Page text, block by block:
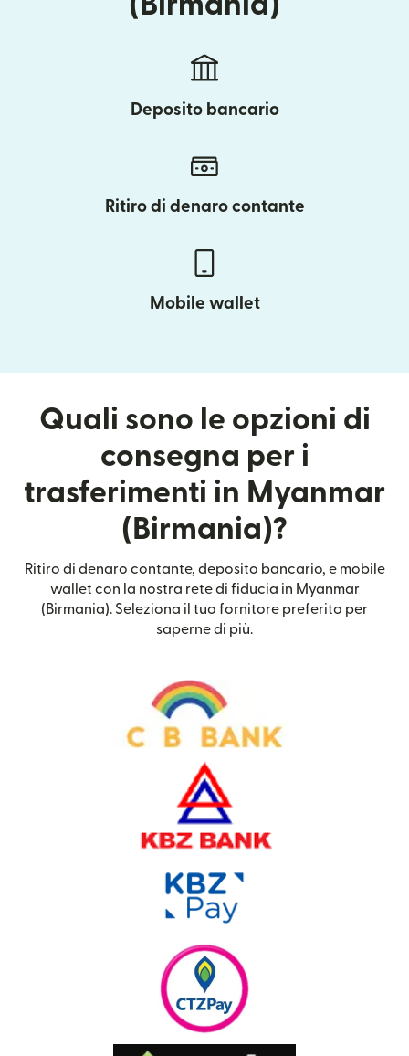
Deposito bancario
Ritiro di denaro contante
Mobile wallet
Quali sono le opzioni di
consegna per i
trasferimenti in Myanmar
(Birmania)?
Ritiro di denaro contante, deposito bancario, e mobile
wallet con la nostra rete di fiducia in Myanmar
(Birmania). Seleziona il tuo fornitore preferito per
saperne di più.